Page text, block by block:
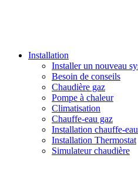
Installation
Installer un nouveau
Besoin de conseils
Chaudière gaz
Pompe à chaleur
Climatisation
Chauffe-eau gaz
Installation chauffe-
Installation Thermostat
Simulateur chaudière